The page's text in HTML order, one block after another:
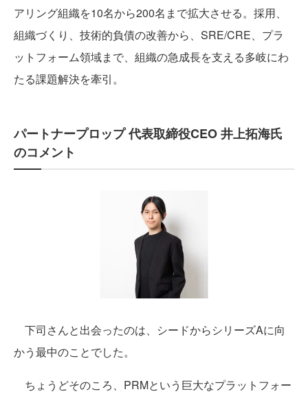
アリング組織を10名から200名まで拡大させる。採用、
組織づくり、技術的負債の改善から、SRE/CRE、プラ
ットフォーム領域まで、組織の急成長を支える多岐にわ
たる課題解決を牽引。
パートナープロップ 代表取締役CEO 井上拓海氏
のコメント
下司さんと出会ったのは、シードからシリーズAに向
かう最中のことでした。
ちょうどそのころ、PRMという巨大なプラットフォー